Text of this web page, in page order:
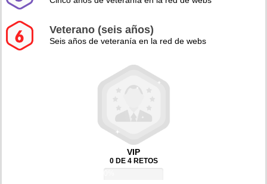
Veterano (seis años)
Seis años de veteranía en la red de webs
VIP
0 DE 4 RETOS